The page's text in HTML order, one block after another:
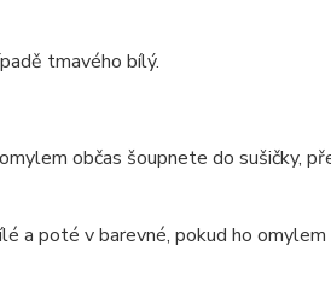
tmavého bílý.
občas šoupnete do sušičky,
poté v barevné, pokud ho omylem